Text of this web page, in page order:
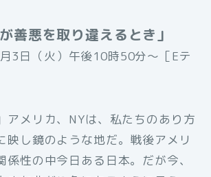
善悪を取り違えるとき」
日（火）午後10時50分〜［Eテ
アメリカ、NYは、私たちのあり方
映し鏡のような地だ。戦後アメリ
係性の中今日ある日本。だが今、